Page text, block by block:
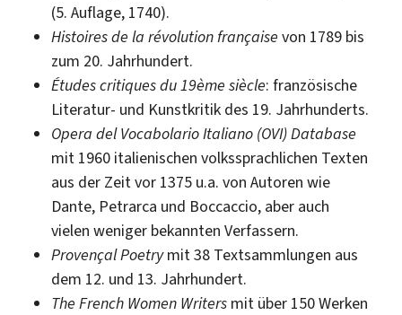
(5. Auflage, 1740).
Histoires de la révolution française von 1789 bis
zum 20. Jahrhundert.
Études critiques du 19ème siècle: französische
Literatur- und Kunstkritik des 19. Jahrhunderts.
Opera del Vocabolario Italiano (OVI) Database
mit 1960 italienischen volkssprachlichen Texten
aus der Zeit vor 1375 u.a. von Autoren wie
Dante, Petrarca und Boccaccio, aber auch
vielen weniger bekannten Verfassern.
Provençal Poetrymit 38 Textsammlungen aus
dem 12. und 13. Jahrhundert.
The French Women Writersmit über 150 Werken